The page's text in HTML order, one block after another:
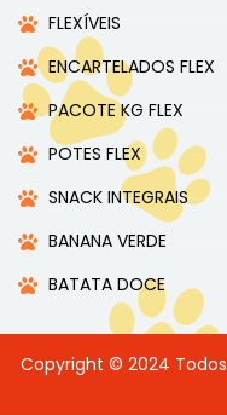
FLEXÍVEIS
ENCARTELADOS FLEX
PACOTE KG FLEX
POTES FLEX
SNACK INTEGRAIS
BANANA VERDE
BATATA DOCE
Copyright © 2024